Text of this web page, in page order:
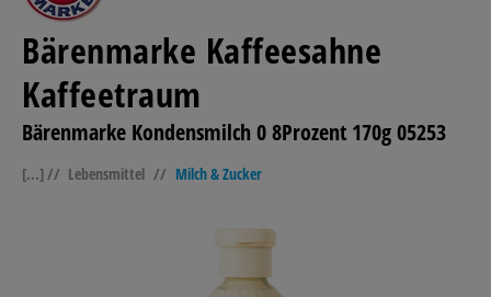
Bärenmarke Kaffeesahne
Kaffeetraum
Bärenmarke Kondensmilch 0 8Prozent 170g 05253
[...] // Lebensmittel // Milch & Zucker